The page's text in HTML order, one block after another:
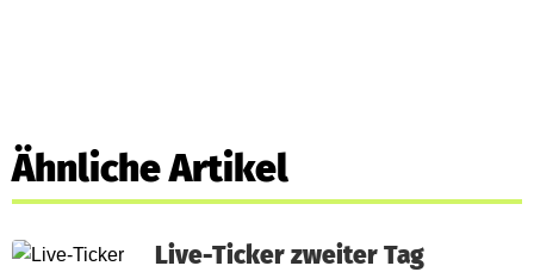
Ähnliche Artikel
Live-Ticker zweiter Tag